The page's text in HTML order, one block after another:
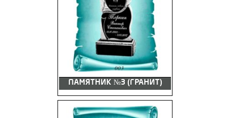
ПАМЯТНИК №3 (ГРАНИТ)